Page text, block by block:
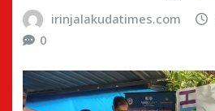
irinjalakudatimes.com
0